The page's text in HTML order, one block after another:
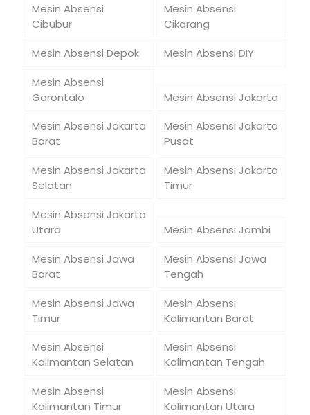
Mesin Absensi
Cibubur
Mesin Absensi
Cikarang
Mesin Absensi Depok
Mesin Absensi DIY
Mesin Absensi
Gorontalo
Mesin Absensi Jakarta
Mesin Absensi Jakarta
Barat
Mesin Absensi Jakarta
Pusat
Mesin Absensi Jakarta
Selatan
Mesin Absensi Jakarta
Timur
Mesin Absensi Jakarta
Utara
Mesin Absensi Jambi
Mesin Absensi Jawa
Barat
Mesin Absensi Jawa
Tengah
Mesin Absensi Jawa
Timur
Mesin Absensi
Kalimantan Barat
Mesin Absensi
Kalimantan Selatan
Mesin Absensi
Kalimantan Tengah
Mesin Absensi
Kalimantan Timur
Mesin Absensi
Kalimantan Utara